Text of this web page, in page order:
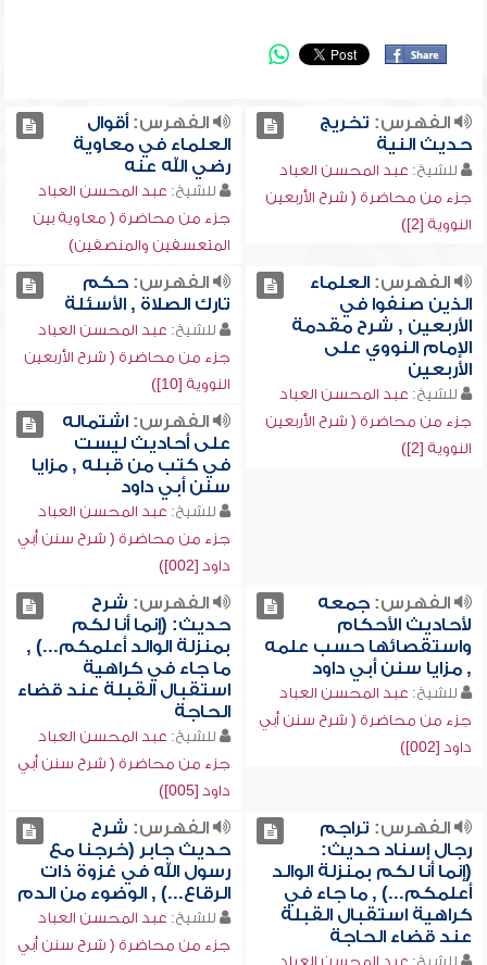
الفهرس: تخريج
حديث النية
للشيخ: عبد المحسن العباد
جزء من محاضرة ( شرح الأربعين
النووية [2])
الفهرس:أقوال
العلماء في معاوية
رضي الله عنه
للشيخ: عبد المحسن العباد
جزء من محاضرة ( معاوية بين
المتعسفين والمنصفين)
الفهرس:العلماء
الذين صنفوا في
الأربعين , شرح مقدمة
الإمام النووي على
الأربعين
للشيخ: عبد المحسن العباد
جزء من محاضرة ( شرح الأربعين
النووية [2])
الفهرس:حكم
تارك الصلاة , الأسئلة
للشيخ: عبد المحسن العباد
جزء من محاضرة ( شرح الأربعين
النووية [10])
الفهرس:اشتماله
على أحاديث ليست
في كتب من قبله , مزايا
سنن أبي داود
للشيخ: عبد المحسن العباد
جزء من محاضرة ( شرح سنن أبي
داود [002])
الفهرس:جمعه
لأحاديث الأحكام
واستقصائها حسب علمه
, مزايا سنن أبي داود
للشيخ: عبد المحسن العباد
جزء من محاضرة ( شرح سنن أبي
داود [002])
الفهرس: شرح
حديث: (إنما أنا لكم
بمنزلة الوالد أعلمكم...) ,
ما جاء في كراهية
استقبال القبلة عند قضاء
الحاجة
للشيخ: عبد المحسن العباد
جزء من محاضرة ( شرح سنن أبي
داود [005])
الفهرس: تراجم
رجال إسناد حديث:
(إنما أنا لكم بمنزلة الوالد
أعلمكم...) , ما جاء في
كراهية استقبال القبلة
عند قضاء الحاجة
للشيخ: عبد المحسن العباد
الفهرس: شرح
حديث جابر (خرجنا مع
رسول الله في غزوة ذات
الرقاع...) , الوضوء من الدم
للشيخ: عبد المحسن العباد
جزء من محاضرة ( شرح سنن أبي